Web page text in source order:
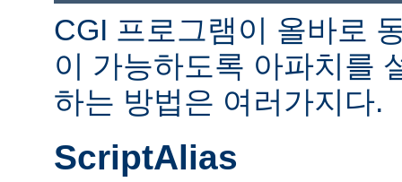
CGI 프로그램이 올바로
이 가능하도록 아파치를
하는 방법은 여러가지다.
ScriptAlias